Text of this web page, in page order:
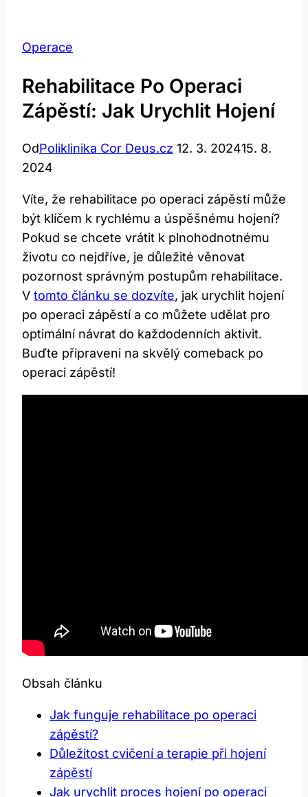
Operace
Rehabilitace Po Operaci
Zápěstí: Jak Urychlit Hojení
OdPoliklinika Cor Deus.cz 12. 3. 202415. 8.
2024
Víte, že rehabilitace po⁤ operaci‌ zápěstí může
být klíčem k rychlému a úspěšnému hojení?
Pokud se ​chcete vrátit k ⁢plnohodnotnému
životu⁢ co ‌nejdříve,⁢ je důležité⁣ věnovat
pozornost správným postupům rehabilitace.
V tomto článku se dozvíte, jak urychlit hojení
po operaci zápěstí a co můžete udělat pro
optimální návrat do každodenních ​aktivit.⁣
Buďte připraveni ⁢na skvělý comeback po
operaci zápěstí!
Obsah článku
Jak funguje rehabilitace po ​operaci
zápěstí?
Důležitost cvičení a ​terapie při hojení
zápěstí
Jak urychlit proces hojení po operaci